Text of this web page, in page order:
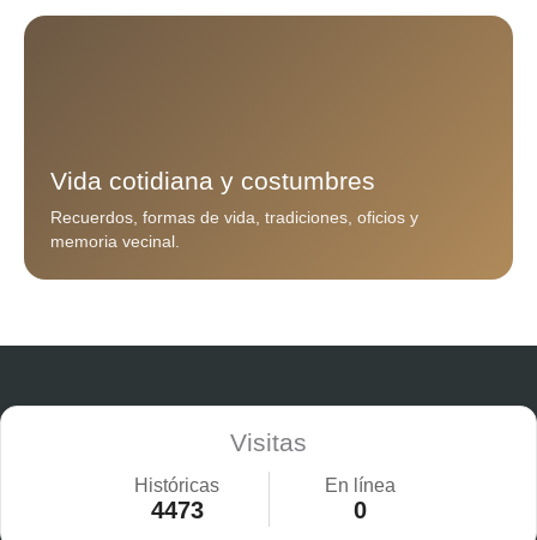
Vida cotidiana y costumbres
Recuerdos, formas de vida, tradiciones, oficios y
memoria vecinal.
Visitas
Históricas
4473
En línea
0